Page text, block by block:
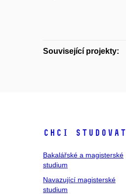
Související projekty:
Chci studovat
Bakalářské a magisterské
studium
Navazující magisterské
studium